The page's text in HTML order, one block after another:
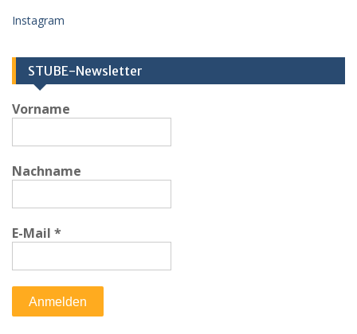
Instagram
STUBE-Newsletter
Vorname
Nachname
E-Mail *